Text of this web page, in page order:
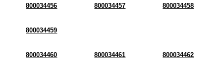
800034456 800034457 800034458
800034459
800034460 800034461 800034462